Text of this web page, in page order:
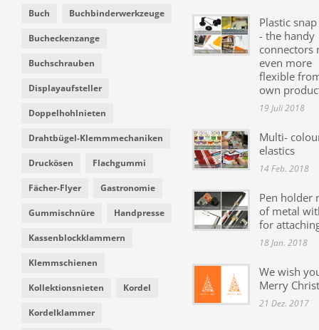
Buch Buchbinderwerkzeuge
Bucheckenzange
Buchschrauben
Displayaufsteller
Doppelhohlnieten
Drahtbügel-Klemmmechaniken
Druckösen Flachgummi
Fächer-Flyer Gastronomie
Gummischnüre Handpresse
Kassenblockklammern
Klemmschienen
Kollektionsnieten Kordel
Kordelklammer
Plastic
- the handy
connectors
even more
flexible
own
19 Juli 2018
Multi-
elastics
14 Feb. 2018
Pen holder
of metal
for
18 Jan. 2018
We wish
Merry
21 Dez. 2017